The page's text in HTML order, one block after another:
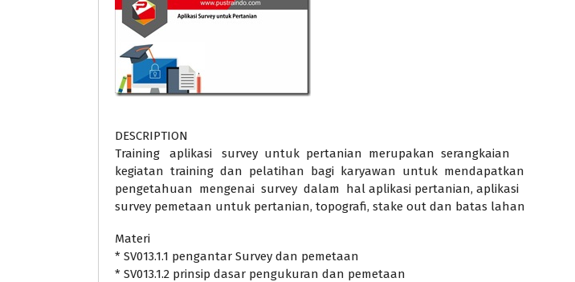
DESCRIPTION
Training aplikasi survey untuk pertanian merupakan serangkaian
kegiatan training dan pelatihan bagi karyawan untuk mendapatkan
pengetahuan mengenai survey dalam hal aplikasi pertanian, aplikasi
survey pemetaan untuk pertanian, topografi, stake out dan batas lahan
Materi
* SV013.1.1 pengantar Survey dan pemetaan
* SV013.1.2 prinsip dasar pengukuran dan pemetaan